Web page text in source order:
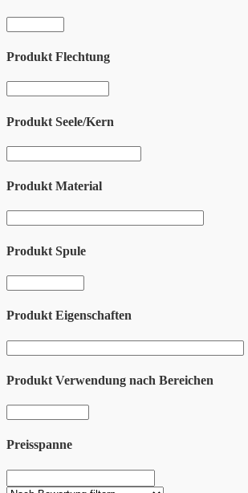
Produkt Flechtung
Produkt Seele/Kern
Produkt Material
Produkt Spule
Produkt Eigenschaften
Produkt Verwendung nach Bereichen
Preisspanne